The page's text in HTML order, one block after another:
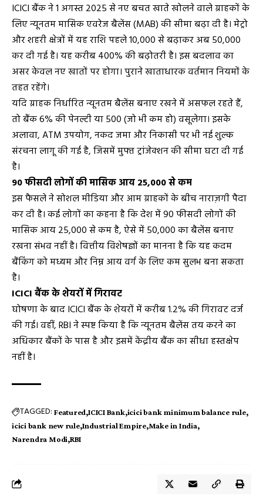
ICICI बैंक ने 1 अगस्त 2025 से नए बचत खाते खोलने वाले ग्राहकों के
लिए न्यूनतम मासिक एवरेज बैलेंस (MAB) की सीमा बढ़ा दी है। मेट्रो
और शहरी क्षेत्रों में यह राशि पहले ₹10,000 से बढ़ाकर अब ₹50,000
कर दी गई है। यह करीब 400% की बढ़ोतरी है। इस बदलाव का
असर केवल नए खातों पर होगा। पुराने खाताधारक वर्तमान नियमों के
तहत रहेंगे।
यदि ग्राहक निर्धारित न्यूनतम बैलेंस बनाए रखने में असफल रहते हैं,
तो बैंक 6% की पेनल्टी या ₹500 (जो भी कम हो) वसूलेगा। इसके
अलावा, ATM उपयोग, नकद जमा और निकासी पर भी नई शुल्क
संरचना लागू की गई है, जिसमें मुफ्त ट्रांजेक्शन की सीमा घटा दी गई
है।
90 फीसदी लोगों की मासिक आय ₹25,000 से कम
इस फैसले ने सोशल मीडिया और आम ग्राहकों के बीच नाराज़गी पैदा
कर दी है। कई लोगों का कहना है कि देश में 90 फीसदी लोगों की
मासिक आय ₹25,000 से कम है, ऐसे में ₹50,000 का बैलेंस बनाए
रखना संभव नहीं है। वित्तीय विशेषज्ञों का मानना है कि यह कदम
बैंकिंग को मध्यम और निम्न आय वर्ग के लिए कम सुलभ बना सकता
है।
ICICI बैंक के शेयरों में गिरावट
घोषणा के बाद ICICI बैंक के शेयरों में करीब 1.2% की गिरावट दर्ज
की गई। वहीं, RBI ने स्पष्ट किया है कि न्यूनतम बैलेंस तय करने का
अधिकार बैंकों के पास है और इसमें केंद्रीय बैंक का सीधा हस्तक्षेप
नहीं है।
TAGGED: Featured ICICI Bank icici bank minimum balance rule
icici bank new rule Industrial Empire Make in India
Narendra Modi RBI